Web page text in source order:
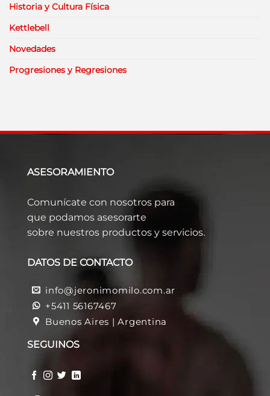
Historia y Cultura Física
Kettlebell
Novedades
Progresiones y Regresiones
ASESORAMIENTO
Comunícate con nosotros para
que podamos asesorarte
sobre nuestros productos y servicios.
DATOS DE CONTACTO
info@jeronimomilo.com.ar
+5411 56167467
Buenos Aires | Argentina
SEGUINOS